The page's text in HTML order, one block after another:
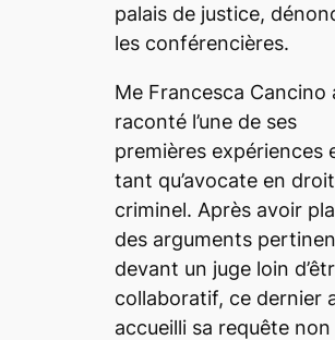
palais de justice,
les conférencières.
Me Francesca Cancino
raconté l’une de ses
premières expériences
tant qu’avocate en droit
criminel. Après avoir
des arguments
devant un juge loin
collaboratif, ce dernier
accueilli sa requête non